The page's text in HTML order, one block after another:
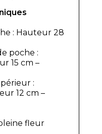
: Hauteur 28
poche :
15 cm –
:
12 cm –
fleur